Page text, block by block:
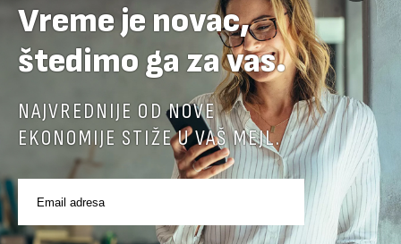
Vreme je novac,
štedimo ga za vas.
NAJVREDNIJE OD NOVE
EKONOMIJE STIŽE U VAŠ MEJL.